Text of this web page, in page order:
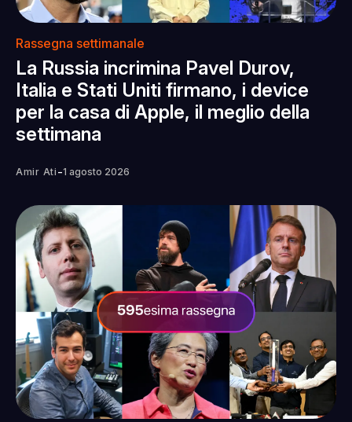
Rassegna settimanale
La Russia incrimina Pavel Durov,
Italia e Stati Uniti firmano, i device
per la casa di Apple, il meglio della
settimana
Amir Ati -1 agosto 2026